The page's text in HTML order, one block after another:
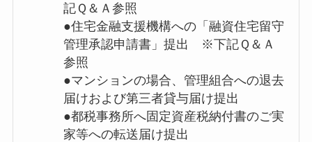
記Ｑ＆Ａ参照
●住宅金融支援機構への「融資住宅留守
管理承認申請書」提出 ※下記Ｑ＆Ａ
参照
●マンションの場合、管理組合への退去
届けおよび第三者貸与届け提出
●都税事務所へ固定資産税納付書のご実
家等への転送届け提出